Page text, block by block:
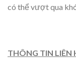
có thể vượt qua
THÔNG TIN LIÊN